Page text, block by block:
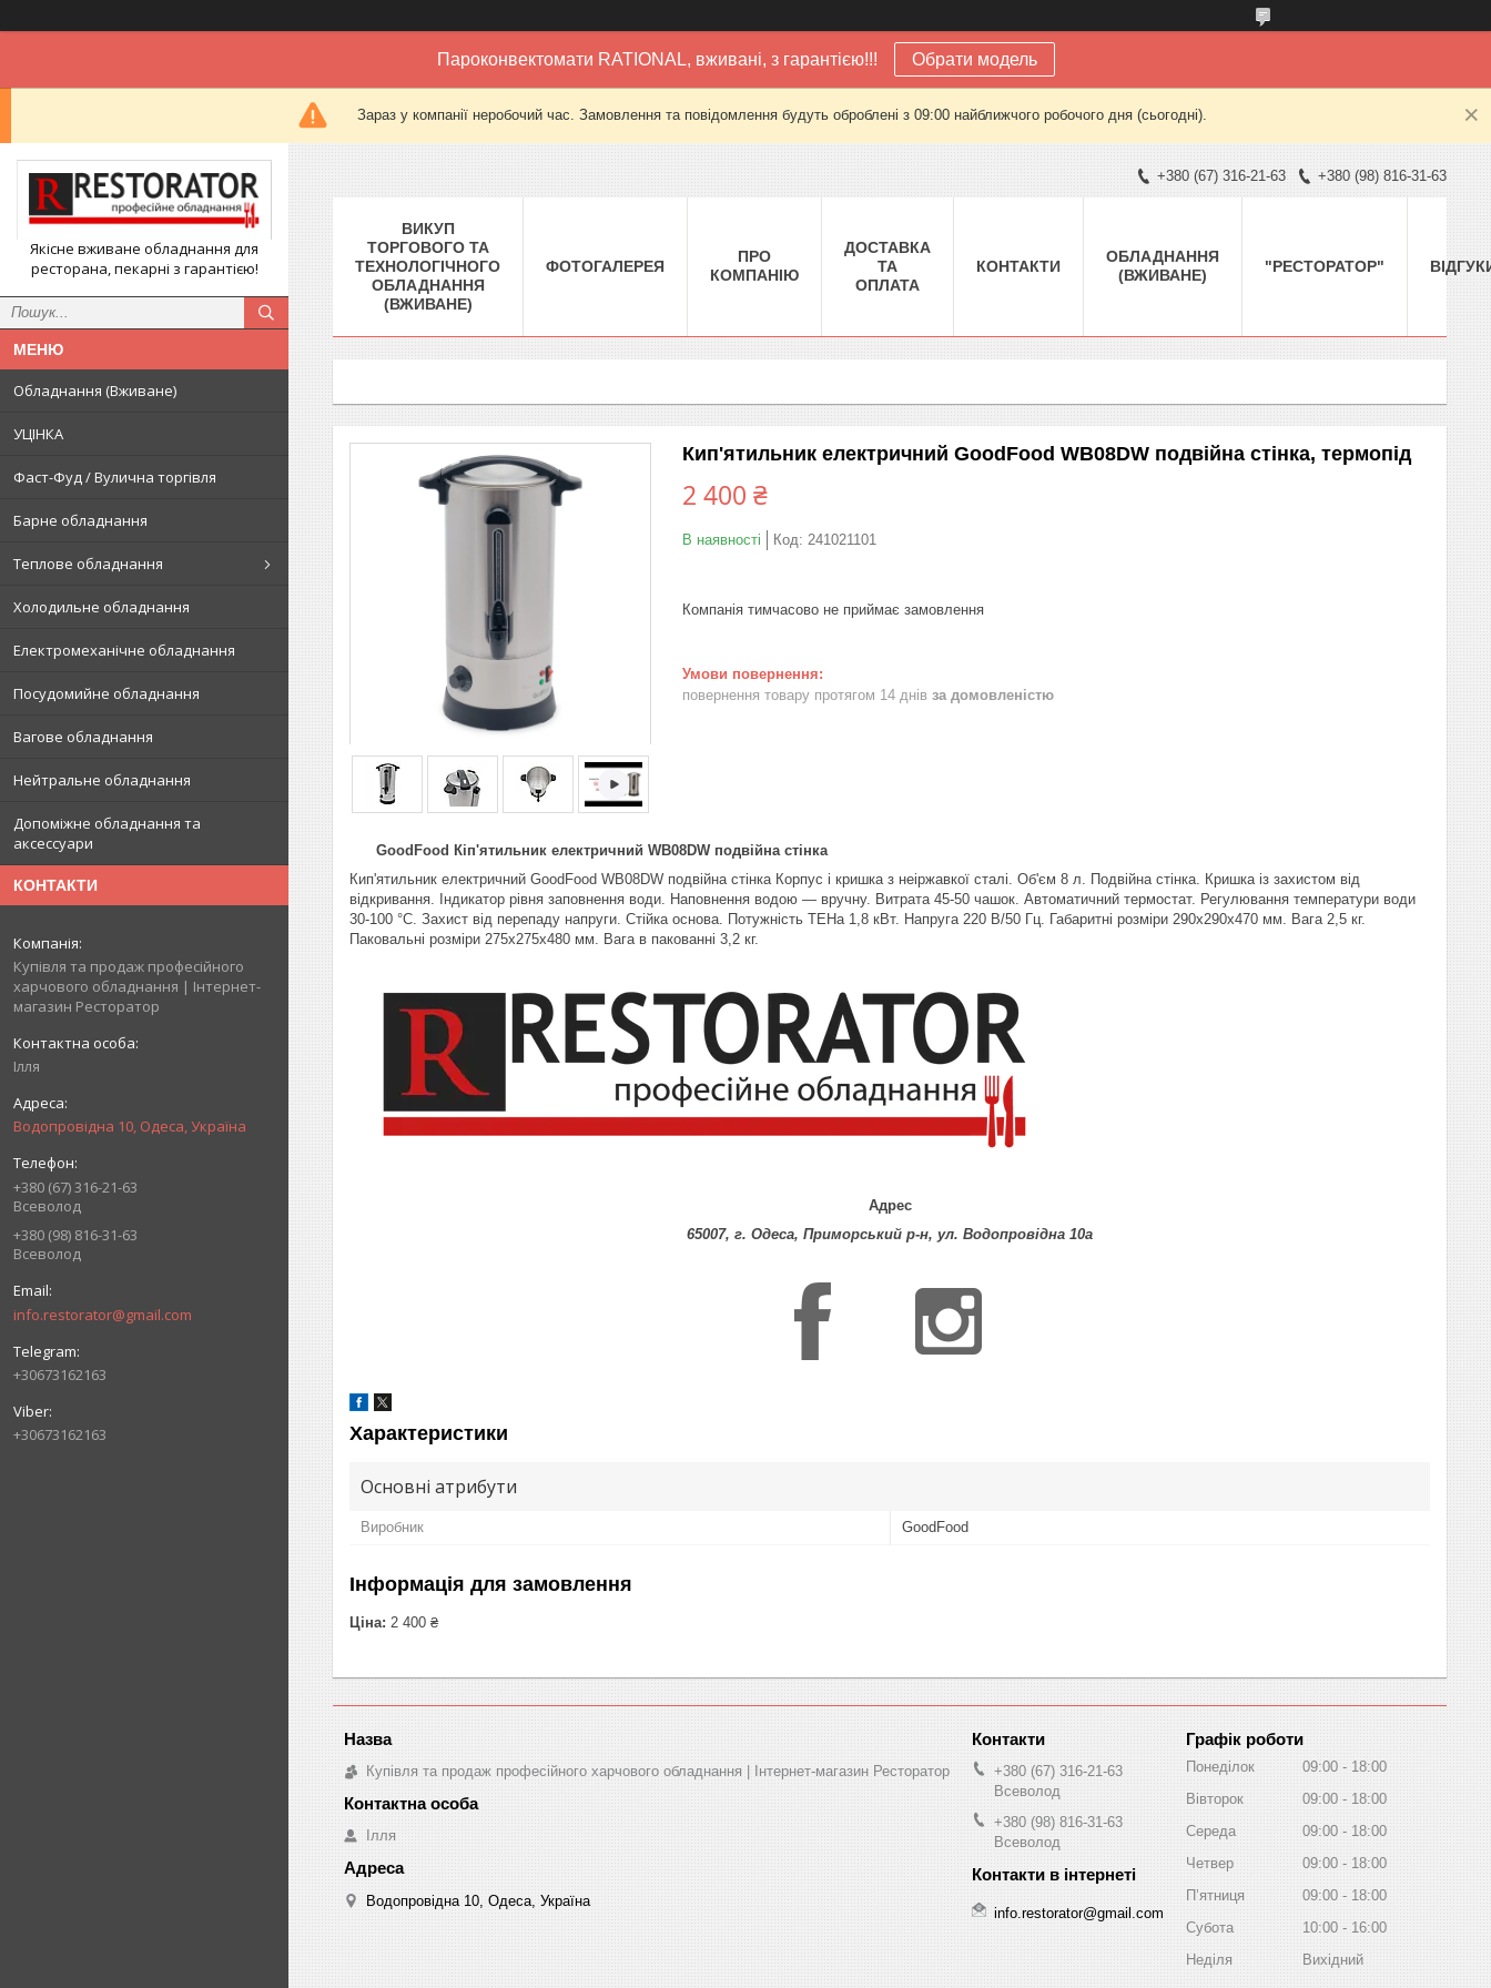
Пароконвектомати RATIONAL, вживані, з гарантією!!! Обрати модель
Зараз у компанії неробочий час. Замовлення та повідомлення будуть оброблені з 09:00 найближчого робочого дня (сьогодні).
Якісне вживане обладнання для
ресторана, пекарні з гарантією!
Обладнання (Вживане)
УЦІНКА
Фаст-Фуд / Вулична торгівля
Барне обладнання
Теплове обладнання
Холодильне обладнання
Електромеханічне обладнання
Посудомийне обладнання
Вагове обладнання
Нейтральне обладнання
Допоміжне обладнання та
аксессуари
КОНТАКТИ
Купівля та продаж професійного
харчового обладнання | Інтернет-
магазин Ресторатор
Ілля
Водопровідна 10, Одеса, Україна
+380 (67) 316-21-63
Всеволод
+380 (98) 816-31-63
Всеволод
info.restorator@gmail.com
+30673162163
+30673162163
+380 (67) 316-21-63 +380 (98) 816-31-63
ВИКУП
ТОРГОВОГО ТА
ТЕХНОЛОГІЧНОГО
ОБЛАДНАННЯ
(ВЖИВАНЕ)
ФОТОГАЛЕРЕЯ
ПРО
КОМПАНІЮ
ДОСТАВКА
ТА
ОПЛАТА
КОНТАКТИ
ОБЛАДНАННЯ
(ВЖИВАНЕ)
"РЕСТОРАТОР"
Кип'ятильник електричний GoodFood WB08DW подвійна стінка, термопід
2 400 ₴
В наявності Код: 241021101
Компанія тимчасово не приймає замовлення
повернення товару протягом 14 днів за домовленістю
GoodFood Кіп'ятильник електричний WB08DW подвійна стінка
Кип'ятильник електричний GoodFood WB08DW подвійна стінка Корпус і кришка з неіржавкої сталі. Об'єм 8 л. Подвійна стінка. Кришка із захистом від
відкривання. Індикатор рівня заповнення води. Наповнення водою — вручну. Витрата 45-50 чашок. Автоматичний термостат. Регулювання температури води
30-100 °C. Захист від перепаду напруги. Стійка основа. Потужність ТЕНа 1,8 кВт. Напруга 220 В/50 Гц. Габаритні розміри 290х290х470 мм. Вага 2,5 кг.
Паковальні розміри 275x275x480 мм. Вага в пакованні 3,2 кг.
Адрес
65007, г. Одеса, Приморський р-н, ул. Водопровідна 10а
Характеристики
Основні атрибути
Виробник GoodFood
Інформація для замовлення
Ціна: 2 400 ₴
Купівля та продаж професійного харчового обладнання | Інтернет-магазин Ресторатор
Ілля
Водопровідна 10, Одеса, Україна
+380 (67) 316-21-63
Всеволод
+380 (98) 816-31-63
Всеволод
info.restorator@gmail.com
Графік роботи
Понеділок 09:00
18:00
Вівторок
09:00
18:00
Середа
09:00
18:00
Четвер
09:00
18:00
Пʼятниця
09:00
18:00
Субота
10:00
16:00
Неділя
Вихідний